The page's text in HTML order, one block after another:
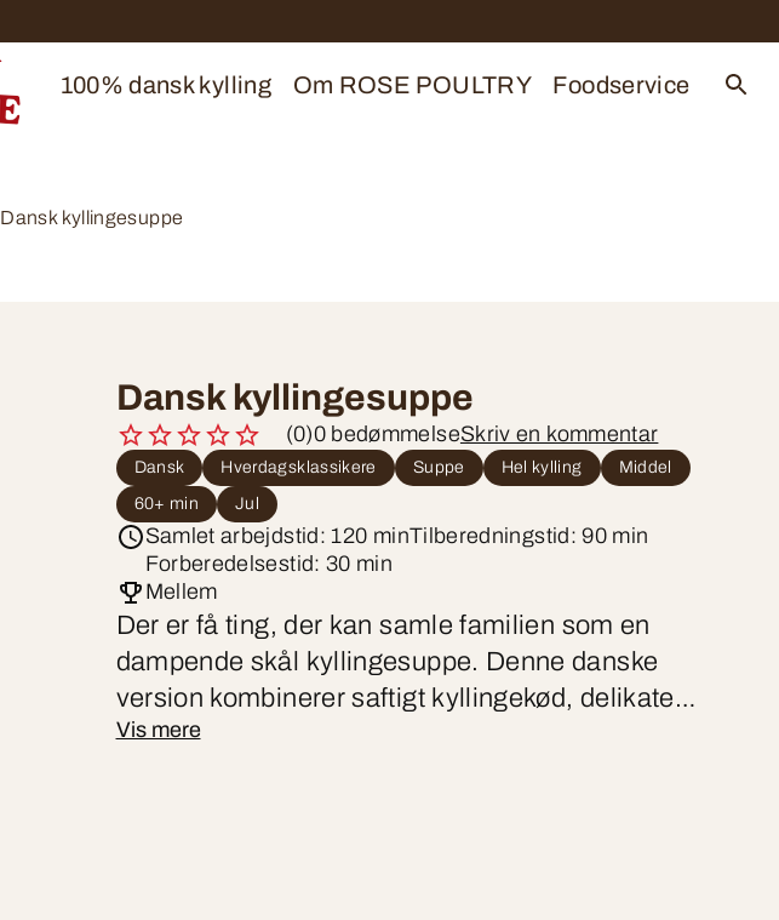
100% dansk kylling Om ROSE POULTRY Foodservice
Dansk kyllingesuppe
Dansk kyllingesuppe
(0)0 bedømmelseSkriv en kommentar
Dansk Hverdagsklassikere Suppe Hel kylling
Middel
60+ min
Jul
Samlet arbejdstid: 120 minTilberedningstid: 90 min
Forberedelsestid: 30 min
Mellem
Der er få ting, der kan samle familien som en
dampende skål kyllingesuppe. Denne danske
version kombinerer saftigt kyllingekød, delikate
grøntsager og en intens bouillon, der får smag fra
Vis mere